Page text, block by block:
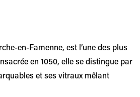
en-Famenne, est l’une des plus
en 1050, elle se distingue par
et ses vitraux mêlant